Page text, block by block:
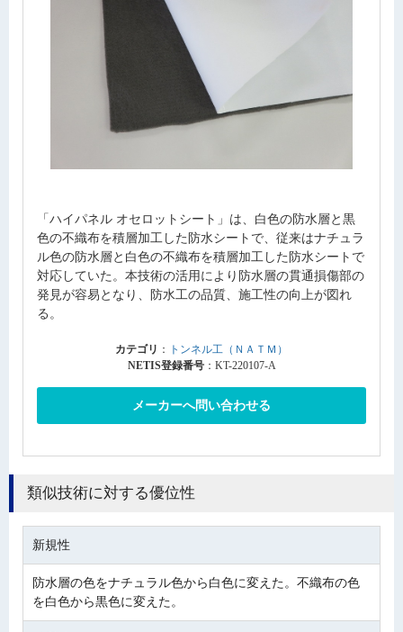
「ハイパネル オセロットシート」は、白色の防水層と黒
色の不織布を積層加工した防水シートで、従来はナチュラ
ル色の防水層と白色の不織布を積層加工した防水シートで
対応していた。本技術の活用により防水層の貫通損傷部の
発見が容易となり、防水工の品質、施工性の向上が図れ
る。
カテゴリ ：
トンネル工（ＮＡＴＭ）
NETIS登録番号：KT-220107-A
メーカーへ問い合わせる
類似技術に対する優位性
新規性
防水層の色をナチュラル色から白色に変えた。不織布の色
を白色から黒色に変えた。